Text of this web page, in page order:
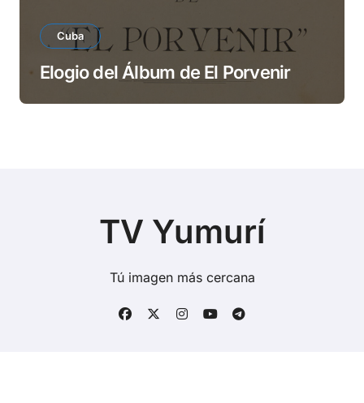
Cuba
Elogio del Álbum de El Porvenir
TV Yumurí
Tú imagen más cercana